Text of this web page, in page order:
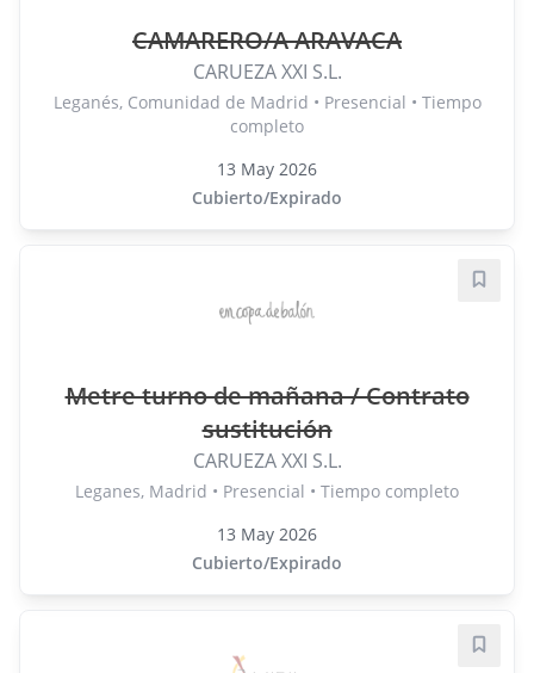
CAMARERO/A ARAVACA
CARUEZA XXI S.L.
Leganés, Comunidad de Madrid • Presencial • Tiempo
completo
13 May 2026
Cubierto/Expirado
Metre turno de mañana / Contrato
sustitución
CARUEZA XXI S.L.
Leganes, Madrid • Presencial • Tiempo completo
13 May 2026
Cubierto/Expirado